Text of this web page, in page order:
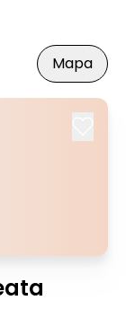
Mapa